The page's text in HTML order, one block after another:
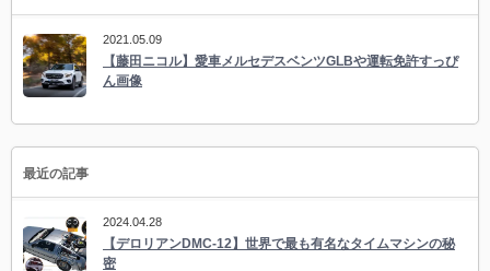
2021.05.09
【藤田ニコル】愛車メルセデスベンツGLBや運転免許すっぴ
ん画像
最近の記事
2024.04.28
【デロリアンDMC-12】世界で最も有名なタイムマシンの秘
密